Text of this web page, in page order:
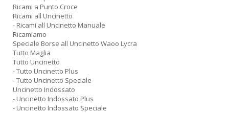
Ricami a Punto Croce
Ricami all Uncinetto
- Ricami all Uncinetto Manuale
Ricamiamo
Speciale Borse all Uncinetto Waoo Lycra
Tutto Maglia
Tutto Uncinetto
- Tutto Uncinetto Plus
- Tutto Uncinetto Speciale
Uncinetto Indossato
- Uncinetto Indossato Plus
- Uncinetto Indossato Speciale